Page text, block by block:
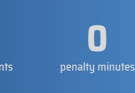
0
penalty minutes